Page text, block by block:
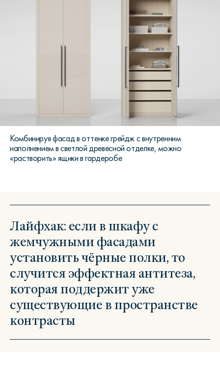
Комбинируя фасад в оттенке грейдж с внутренним
наполнением в светлой древесной отделке, можно
«растворить» ящики в гардеробе
Лайфхак: если в шкафу с
жемчужными фасадами
установить чёрные полки, то
случится эффектная антитеза,
которая поддержит уже
существующие в пространстве
контрасты